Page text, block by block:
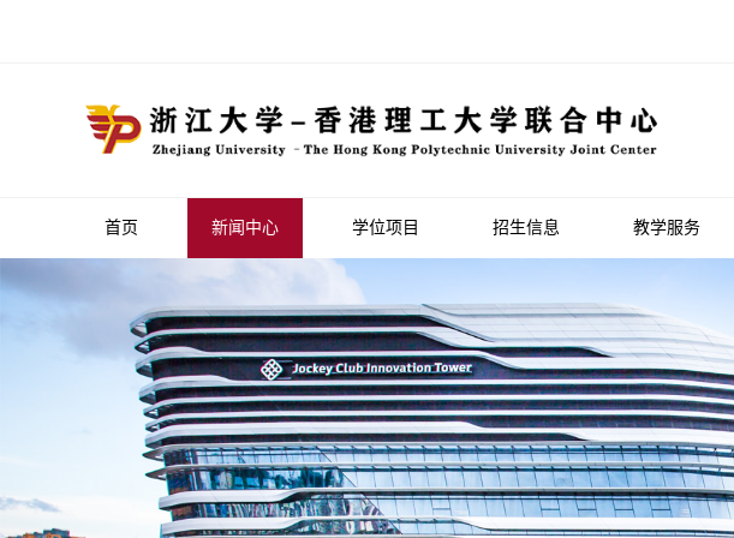
首页 新闻中心 学位项目 招生信息 教学服务